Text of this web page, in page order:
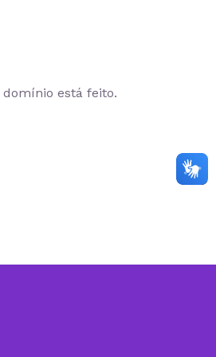
está feito.